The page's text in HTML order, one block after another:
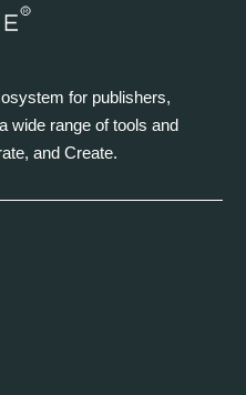
for publishers,
wide range of tools and
and Create.